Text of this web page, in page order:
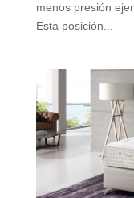
menos presión
Esta posición...